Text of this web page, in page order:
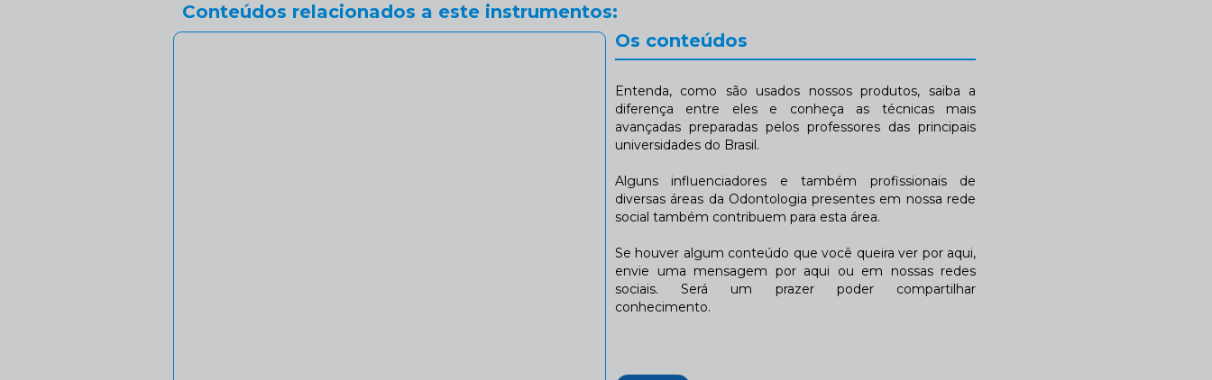
Conteúdos relacionados a este instrumentos:
Os conteúdos
Entenda, como são usados nossos produtos, saiba a
diferença entre eles e conheça as técnicas mais
avançadas preparadas pelos professores das principais
universidades do Brasil.
Alguns influenciadores e também profissionais de
diversas áreas da Odontologia presentes em nossa rede
social também contribuem para esta área.
Se houver algum conteúdo que você queira ver por aqui,
envie uma mensagem por aqui ou em nossas redes
sociais. Será um prazer poder compartilhar
conhecimento.